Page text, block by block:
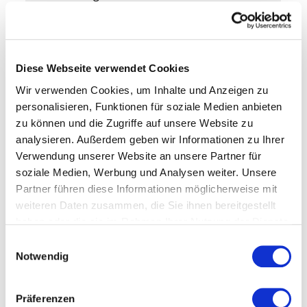
Diese Webseite verwendet Cookies
Wir verwenden Cookies, um Inhalte und Anzeigen zu
personalisieren, Funktionen für soziale Medien anbieten
zu können und die Zugriffe auf unsere Website zu
analysieren. Außerdem geben wir Informationen zu Ihrer
Verwendung unserer Website an unsere Partner für
soziale Medien, Werbung und Analysen weiter. Unsere
Partner führen diese Informationen möglicherweise mit
weiteren Daten zusammen, die Sie ihnen bereitgestellt
Notwendig
Präferenzen
CNC-gesteuerte Präzisionsfertigung
18 Monate Festpreisgarantie
Vertraglich fixierte
Fertigstellungsdauer ab
Auftragsklarheit
konfigurieren - mit
MEISTERSTÜCK-KONFIGURATOR